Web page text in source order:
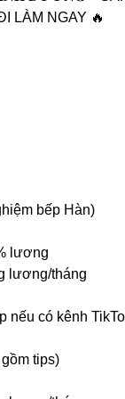
LÀM NGAY 🔥
bếp Hàn)
lương
lương/tháng
nếu có kênh
tips)